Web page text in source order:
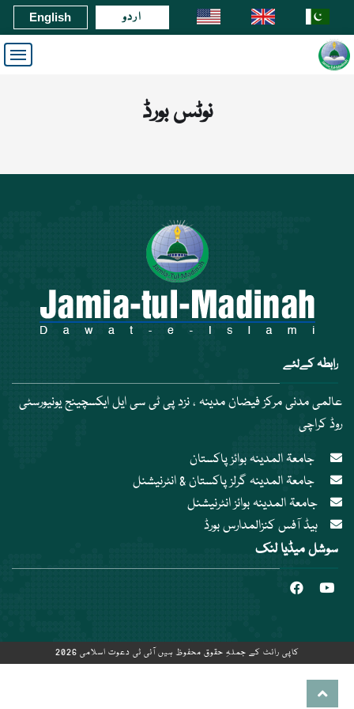
اردو English
نوٹس بورڈ
رابطہ کےلئے
عالمی مدنی مرکز فیضان مدینہ ، نزد پی ٹی سی ایل ایکسچینج یونیورسٹی
روڈ کراچی
جامعۃ المدینہ بوائز انٹرنیشنل
ہیڈ آفس کنزالمدارس بورڈ
سوشل میڈیا لنک
کاپی رائٹ کے جملہِ حقوق محفوظ ہیں آئی ٹی دعوت اسلامی 2026